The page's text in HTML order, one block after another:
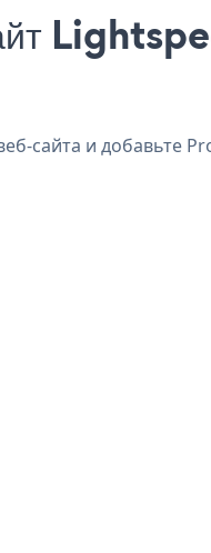
сайта и добавьте